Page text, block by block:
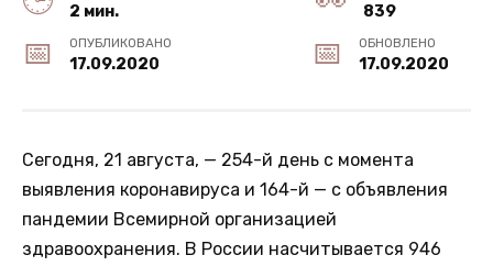
2 мин. 839
ОПУБЛИКОВАНО
17.09.2020
ОБНОВЛЕНО
17.09.2020
Сегодня, 21 августа, — 254-й день с момента
выявления коронавируса и 164-й — с объявления
пандемии Всемирной организацией
здравоохранения. В России насчитывается 946